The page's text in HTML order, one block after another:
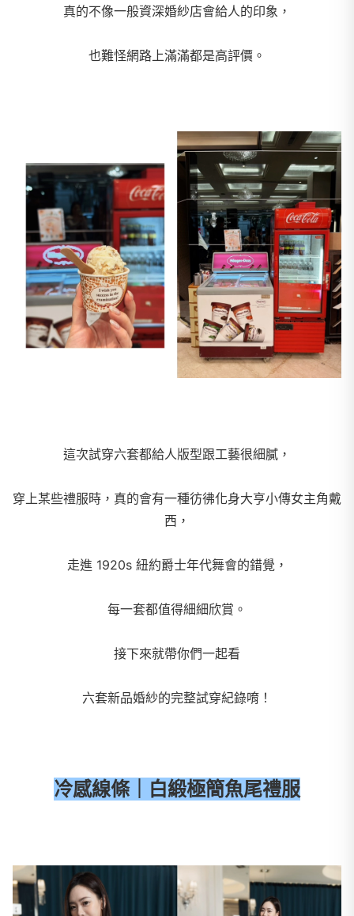
真的不像一般資深婚紗店會給人的印象，
也難怪網路上滿滿都是高評價。
這次試穿六套都給人版型跟工藝很細膩，
穿上某些禮服時，真的會有一種彷彿化身大亨小傳女主角戴
西，
走進 1920s 紐約爵士年代舞會的錯覺，
每一套都值得細細欣賞。
接下來就帶你們一起看
六套新品婚紗的完整試穿紀錄唷！
冷感線條｜白緞極簡魚尾禮服